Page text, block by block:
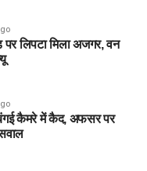
Team
पर लिपटा मिला अजगर, वन
कैमरे में कैद, अफसर पर